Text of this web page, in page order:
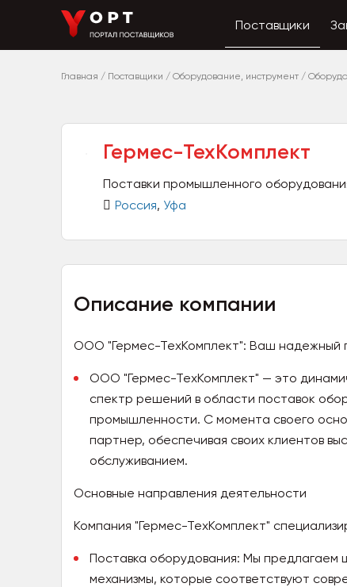
Поставщики
Главная / Поставщики / Оборудование, инструмент /
Гермес-ТехКомплект
Поставки промышленного
Россия, Уфа
Описание компании
ООО "Гермес-ТехКомплект": Ваш надежный
ООО "Гермес-ТехКомплект" — это
спектр решений в области поставок
промышленности. С момента своего
партнер, обеспечивая своих клиентов
обслуживанием.
Основные направления деятельности
Компания "Гермес-ТехКомплект"
Поставка оборудования: Мы предлагаем
механизмы, которые соответствуют